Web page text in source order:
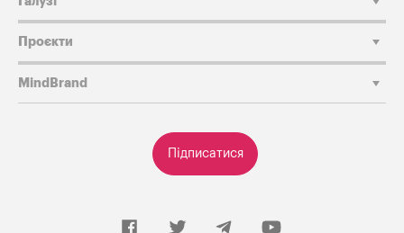
Підписатися
Проєкти
MindBrand